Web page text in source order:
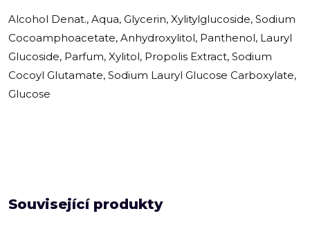
Alcohol Denat., Aqua, Glycerin, Xylitylglucoside, Sodium
Cocoamphoacetate, Anhydroxylitol, Panthenol, Lauryl
Glucoside, Parfum, Xylitol, Propolis Extract, Sodium
Cocoyl Glutamate, Sodium Lauryl Glucose Carboxylate,
Glucose
Související produkty